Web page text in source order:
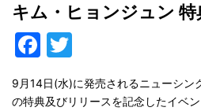
キム・ヒョンジュン
Facebook
9月14日(水)に発売されるニューシン
の特典及びリリースを記念したイベ